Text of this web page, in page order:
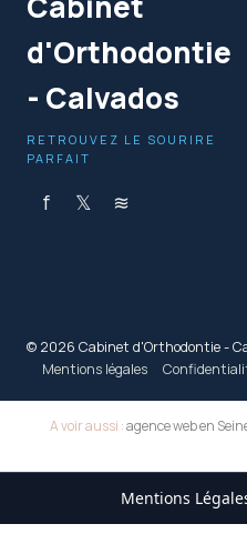
d'Orthodontie
- Calvados
RETROUVEZ LE SOURIRE
PARFAIT
f 𝕏 ≋
© 2026 Cabinet d'Orthodontie -
Mentions légales
A voir aussi :agence web en
Mentions